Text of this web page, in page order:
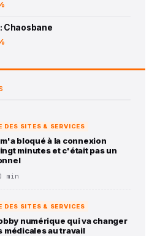
Chaosbane
DES SITES & SERVICES
bloqué à la connexion
minutes et c'était pas un
min
DES SITES & SERVICES
numérique qui va changer
médicales au travail